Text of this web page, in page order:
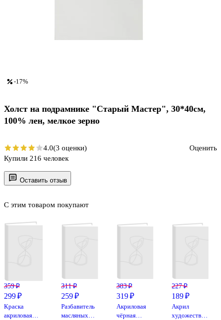
Оставить отзыв
С этим товаром покупают
359 ₽
299 ₽
Краска
акриловая
311 ₽
259 ₽
Разбавитель
масляных
383 ₽
319 ₽
Акриловая
чёрная
227 ₽
189 ₽
Акрил
художественный
-17%
Холст на подрамнике "Старый Мастер", 30*40см,
100% лен, мелкое зерно
4.0(3 оценки)
Оценить
Купили 216 человек